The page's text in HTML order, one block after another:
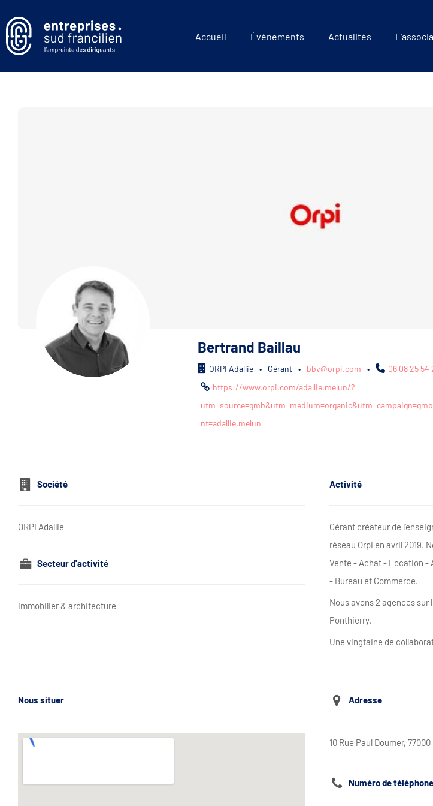
Accueil Évènements Actualités
Bertrand Baillau
ORPI Adallie • Gérant • bbv@orpi.com • 06 08 25 54
https://www.orpi.com/adallie.melun/?
nt=adallie.melun
Société
ORPI Adallie
Secteur d'activité
immobilier & architecture
Activité
Gérant créateur de
réseau Orpi en avril 2019.
Vente - Achat - Location -
- Bureau et Commerce.
Nous avons 2 agences
Ponthierry.
Une vingtaine de
Nous situer Adresse
10 Rue Paul Doumer, 77000
Numéro de téléphone